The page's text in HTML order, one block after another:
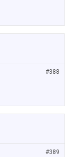
#388
#389